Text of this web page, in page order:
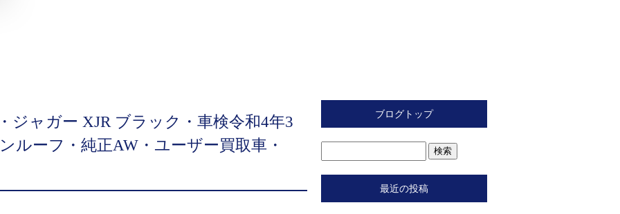
ジャガー XJR ブラック・車検令和4年3
ルーフ・純正AW・ユーザー買取車・
ブログトップ
最近の投稿